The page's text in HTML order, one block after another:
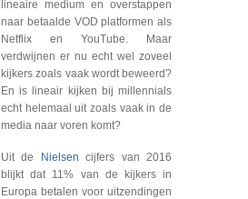
lineaire medium en overstappen
naar betaalde VOD platformen als
Netflix en YouTube. Maar
verdwijnen er nu echt wel zoveel
kijkers zoals vaak wordt beweerd?
En is lineair kijken bij millennials
echt helemaal uit zoals vaak in de
media naar voren komt?
Uit de Nielsen cijfers van 2016
blijkt dat 11% van de kijkers in
Europa betalen voor uitzendingen